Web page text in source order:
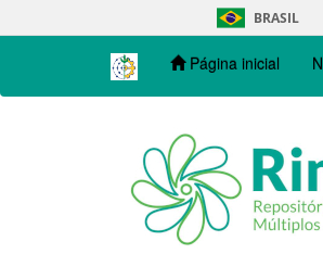
navigation
BRASIL
Página inicial